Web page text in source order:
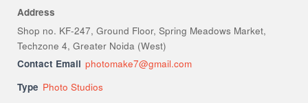
Address
Shop no. KF-247, Ground Floor, Spring Meadows Market,
Techzone 4, Greater Noida (West)
Contact Email photomake7@gmail.com
Type Photo Studios